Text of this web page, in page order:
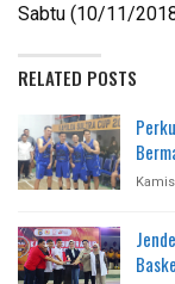
Sabtu (10/11/
RELATED POSTS